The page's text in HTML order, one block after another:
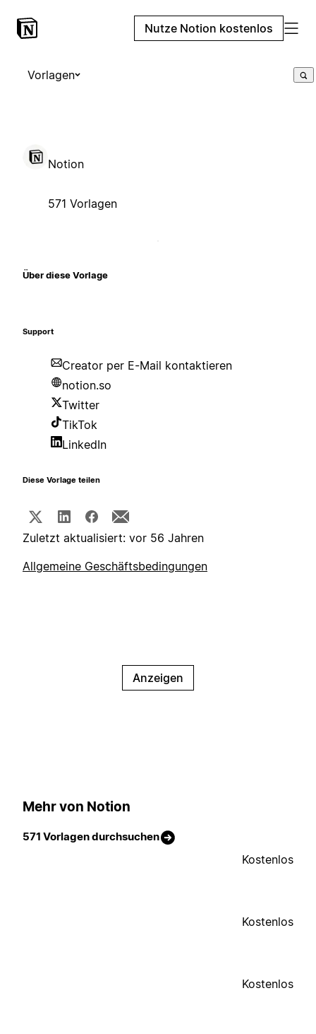
Nutze Notion kostenlos
Vorlagen
Notion
571 Vorlagen
Über diese Vorlage
Support
Creator per E-Mail kontaktieren
notion.so
Twitter
TikTok
LinkedIn
Diese Vorlage teilen
Zuletzt aktualisiert: vor 56 Jahren
Allgemeine Geschäftsbedingungen
Anzeigen
Mehr von Notion
571 Vorlagen durchsuchen
Kostenlos
Kostenlos
Kostenlos